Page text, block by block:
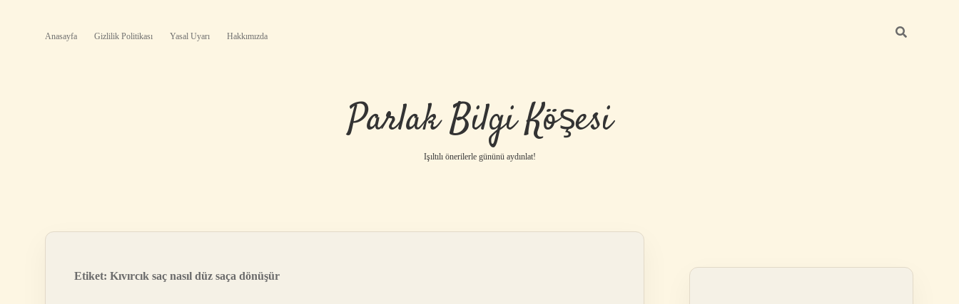
Anasayfa Gizlilik Politikası Yasal Uyarı Hakkımızda
Parlak Bilgi Köşesi
Işıltılı önerilerle gününü aydınlat!
Etiket: Kıvırcık saç nasıl düz saça dönüşür